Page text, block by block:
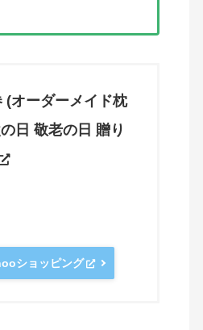
(オーダーメイド枕
日 敬老の日 贈り
ショッピング